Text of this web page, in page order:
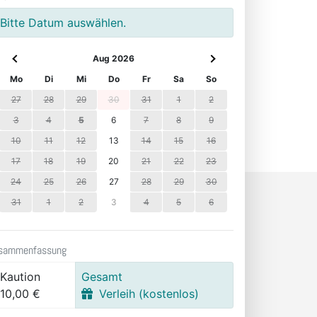
Bitte Datum auswählen.
Aug 2026
Mo
Di Mi Do Fr Sa
So
27
28 29 30 31 1
2
3
4 5 6 7 8
9
10
11 12 13 14 15
16
17
18 19 20 21 22
23
24
25 26 27 28 29
30
31
1 2 3 4 5 6
Kaution
10,00 €
Gesamt
Verleih (kostenlos)